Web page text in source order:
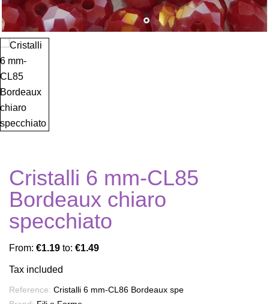
Cristalli 6 mm-CL85
Bordeaux chiaro
specchiato
From: €1.19 to: €1.49
Tax included
Reference: Cristalli 6 mm-CL86 Bordeaux spe